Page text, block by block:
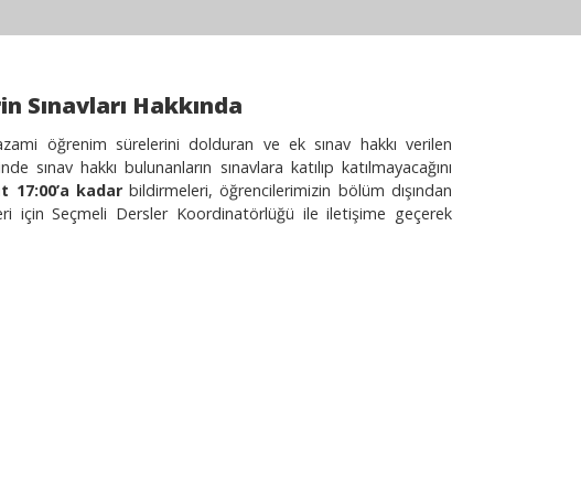
Sınavları Hakkında
öğrenim sürelerini dolduran ve ek sınav hakkı verilen
hakkı bulunanların sınavlara katılıp katılmayacağını
17:00’a kadarbildirmeleri, öğrencilerimizin bölüm dışından
için Seçmeli Dersler Koordinatörlüğü ile iletişime geçerek